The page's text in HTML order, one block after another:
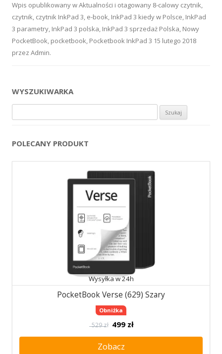
Wpis opublikowany wAktualności i otagowany 8-calowy czytnik,
czytnik, czytnik InkPad 3, e-book, InkPad 3 kiedy w Polsce, InkPad
3 parametry, InkPad 3 polska, InkPad 3 sprzedaż Polska, Nowy
PocketBook, pocketbook, Pocketbook InkPad 3 15 lutego 2018
przez Admin.
WYSZUKIWARKA
POLECANY PRODUKT
Wysyłka w 24h
PocketBook Verse (629) Szary
Obniżka
529 zł 499 zł
Zobacz